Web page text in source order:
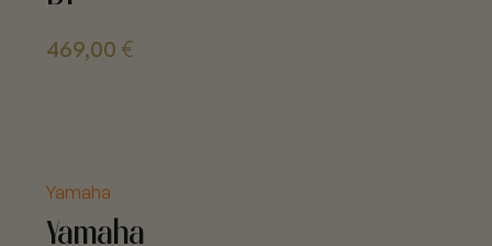
469,00 €
Yamaha
Yamaha